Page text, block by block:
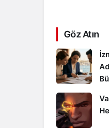
Göz Atın